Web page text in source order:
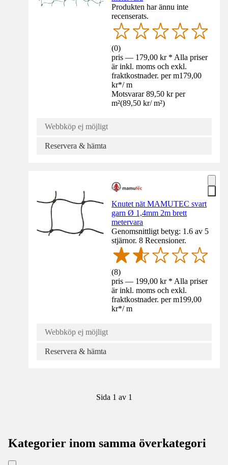
Produkten har ännu inte
recenserats.
(0)
pris — 179,00 kr * Alla priser
är inkl. moms och exkl.
fraktkostnader. per m179,00
kr*/ m
Motsvarar 89,50 kr per
m²(89,50 kr/ m²)
Webbköp ej möjligt
Reservera & hämta
Knutet nät MAMUTEC svart
garn Ø 1,4mm 2m brett
metervara
Genomsnittligt betyg: 1.6 av 5
stjärnor. 8 Recensioner.
(8)
pris — 199,00 kr * Alla priser
är inkl. moms och exkl.
fraktkostnader. per m199,00
kr*/ m
Webbköp ej möjligt
Reservera & hämta
Sida 1 av 1
Kategorier inom samma överkategori